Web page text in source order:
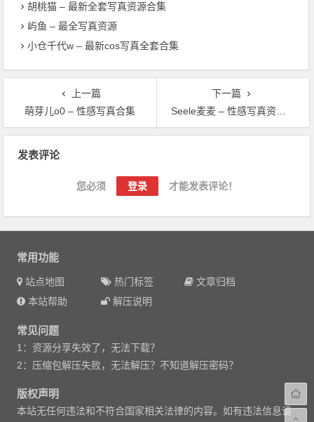
胡桃猫 – 最新全套写真资源合集
屿鱼 – 最全写真资源
小仓千代w – 最新cos写真全套合集
上一篇
萌芽儿o0 – 性感写真合集
下一篇
Seele麦麦 – 性感写真资源合集
发表评论
您必须 登录 才能发表评论！
常用功能
站点地图 热门标签
文章归档
本站帮助
解压说明
常见问题
1：资源分享失效了，无法下载？
2：压缩包解压失败，无法解压？不知道解压密码？
版权声明
本站无任何违法和不符合国家相关法律的内容。如有违法信息请